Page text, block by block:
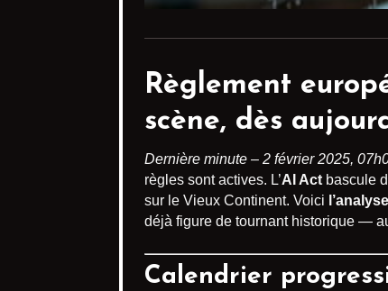
Règlement
scène, dès
Dernière minute – 2 février 2025,
règles sont actives. L’AI Act bascule
sur le Vieux Continent. Voici
déjà figure de tournant historique —
Calendrier